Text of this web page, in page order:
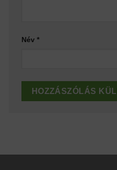
Név *